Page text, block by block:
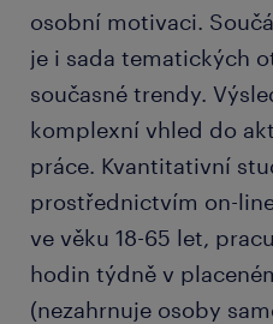
osobní motivaci.
je i sada tematických
současné trendy.
komplexní vhled do
práce. Kvantitativní
prostřednictvím on-
ve věku 18-65 let,
hodin týdně v
(nezahrnuje osoby